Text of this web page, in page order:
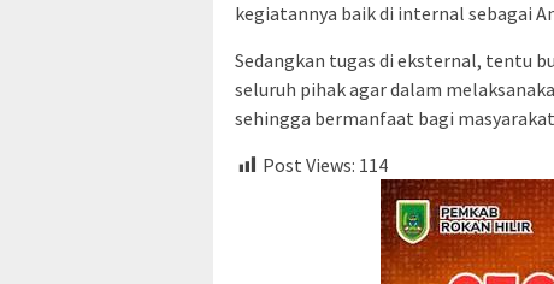
kegiatannya baik di internal sebagai
Sedangkan tugas di eksternal, tentu
seluruh pihak agar dalam
sehingga bermanfaat bagi
Post Views: 114